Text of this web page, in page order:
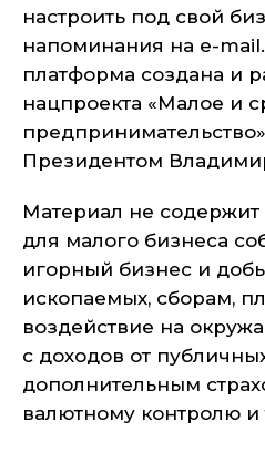
настроить под свой
напоминания на e-
платформа создана и
нацпроекта «Малое и
Президентом
Материал не
для малого бизнеса
игорный бизнес и
ископаемых, сборам,
воздействие на
с доходов от
дополнительным
валютному контролю и